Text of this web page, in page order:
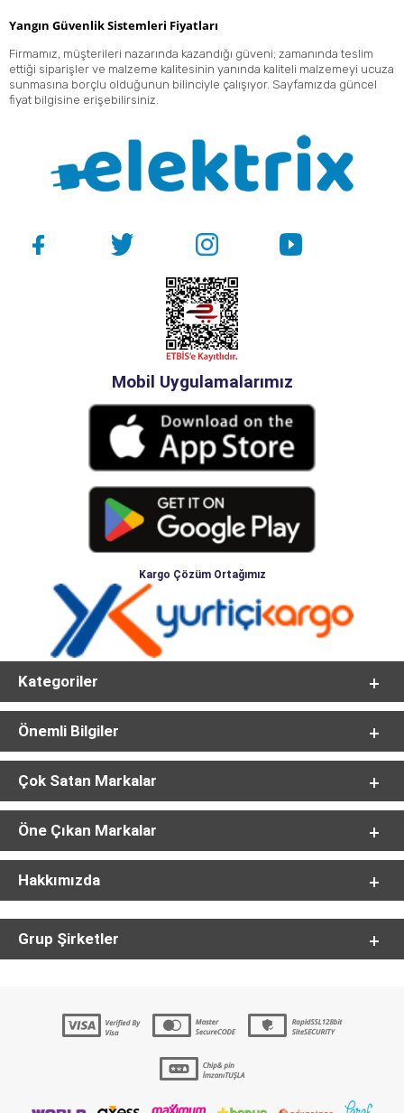
Yangın Güvenlik Sistemleri Fiyatları
Firmamız, müşterileri nazarında kazandığı güveni; zamanında teslim
ettiği siparişler ve malzeme kalitesinin yanında kaliteli malzemeyi ucuza
sunmasına borçlu olduğunun bilinciyle çalışıyor. Sayfamızda güncel
fiyat bilgisine erişebilirsiniz.
Mobil Uygulamalarımız
Kargo Çözüm Ortağımız
Kategoriler
Önemli Bilgiler
Çok Satan Markalar
Öne Çıkan Markalar
Hakkımızda
Grup Şirketler